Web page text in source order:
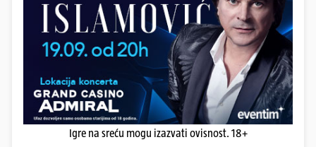
Igre na sreću mogu izazvati ovisnost. 18+